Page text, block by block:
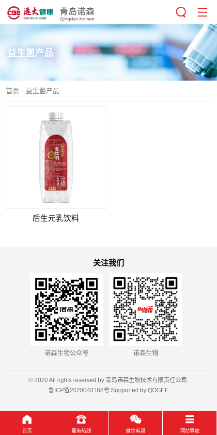
益生菌产品
首页 - 益生菌产品
后生元乳饮料
关注我们
诺森生物公众号 诺森生物
© 2020 All rights reserved by 青岛诺森生物技术有限责任公司.
鲁ICP备2020048188号 Supported by QOGEE
首页 服务热线 微信客服 网站导航